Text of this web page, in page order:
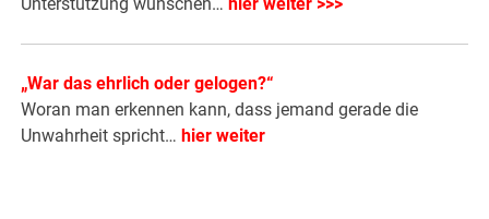
„War das ehrlich oder gelogen?“
Woran man erkennen kann, dass jemand gerade die
Unwahrheit spricht… hier weiter